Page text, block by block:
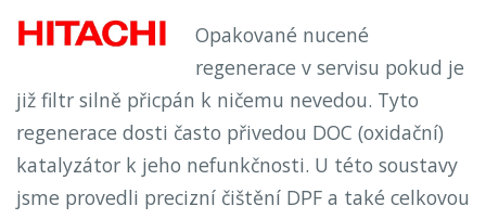
Opakované nucené
regenerace v servisu pokud je
již filtr silně přicpán k ničemu nevedou. Tyto
regenerace dosti často přivedou DOC (oxidační)
katalyzátor k jeho nefunkčnosti. U této soustavy
jsme provedli precizní čištění DPF a také celkovou